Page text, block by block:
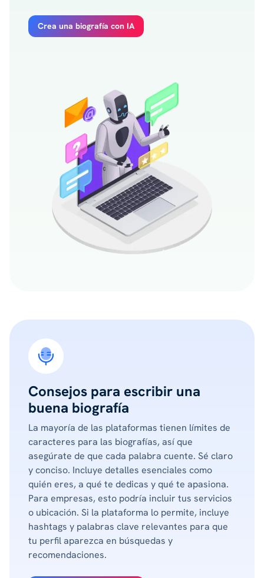
Crea una biografía con IA
Consejos para escribir una
buena biografía
La mayoría de las plataformas tienen límites de
caracteres para las biografías, así que
asegúrate de que cada palabra cuente. Sé claro
y conciso. Incluye detalles esenciales como
quién eres, a qué te dedicas y qué te apasiona.
Para empresas, esto podría incluir tus servicios
o ubicación. Si la plataforma lo permite, incluye
hashtags y palabras clave relevantes para que
tu perfil aparezca en búsquedas y
recomendaciones.